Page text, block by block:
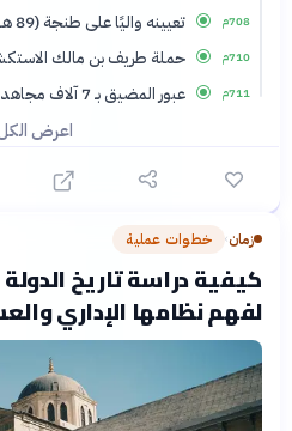
708م تعيينه واليًا على طنجة (89 هـ)
710م حملة طريف بن مالك
711م عبور المضيق بـ 7 آلاف مجاهد (27 أبريل 711م)
اعرض الكل (8) ←
زمان› خطوات عملية
كيفية دراسة تاريخ الدولة
لفهم نظامها الإداري